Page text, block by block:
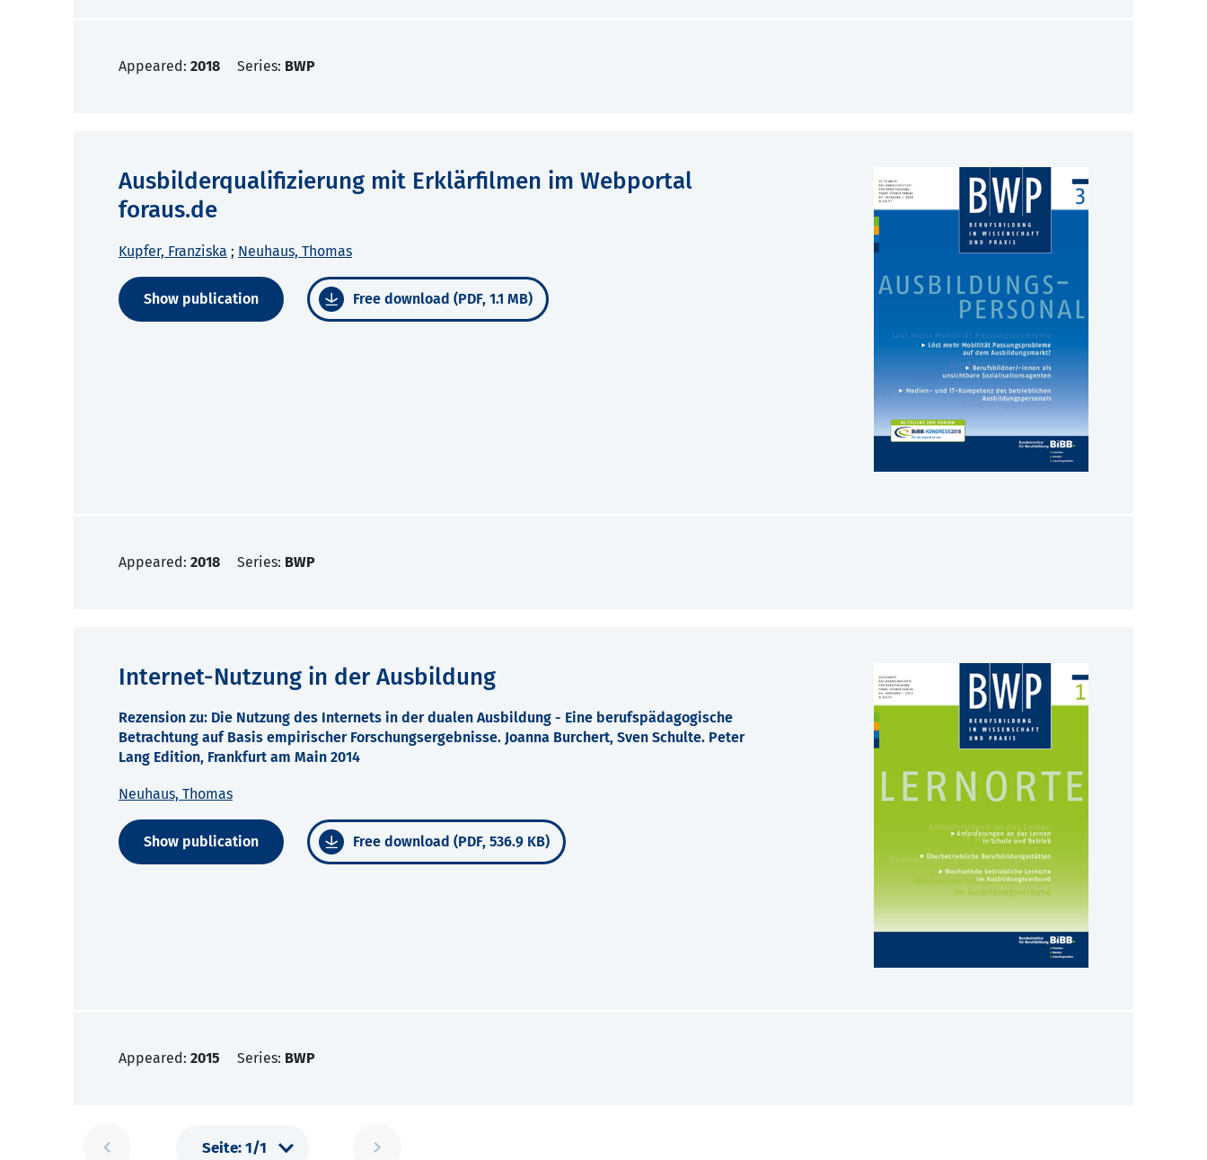
Appeared: 2018 Series: BWP
Ausbilderqualifizierung mit Erklärfilmen im Webportal
foraus.de
Kupfer, Franziska ; Neuhaus, Thomas
Show publication Free download (PDF, 1.1 MB)
Appeared: 2018 Series: BWP
Internet-Nutzung in der Ausbildung
Rezension zu: Die Nutzung des Internets in der dualen Ausbildung - Eine berufspädagogische
Betrachtung auf Basis empirischer Forschungsergebnisse. Joanna Burchert, Sven Schulte. Peter
Lang Edition, Frankfurt am Main 2014
Neuhaus, Thomas
Show publication Free download (PDF, 536.9 KB)
Appeared: 2015 Series: BWP